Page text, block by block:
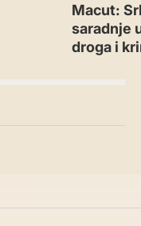
Macut:
saradnje
droga i